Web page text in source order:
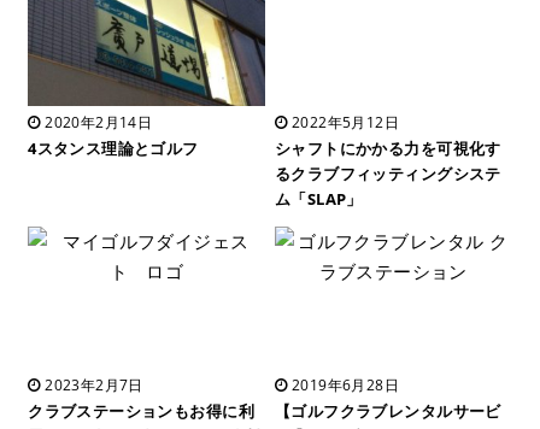
2020年2月14日
4スタンス理論とゴルフ
2022年5月12日
シャフトにかかる力を可視化す
るクラブフィッティングシステ
ム「SLAP」
2023年2月7日
クラブステーションもお得に利
2019年6月28日
【ゴルフクラブレンタルサービ